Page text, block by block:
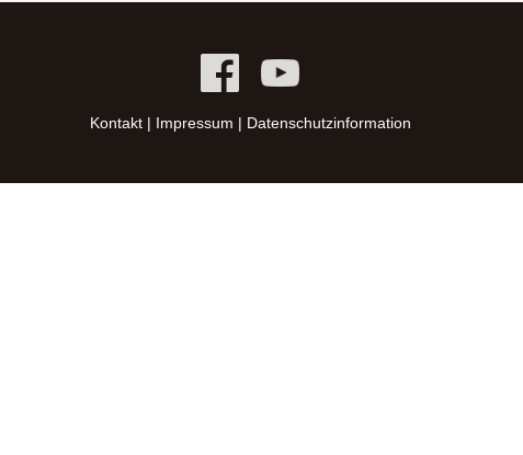
Kontakt| Impressum | Datenschutzinformation